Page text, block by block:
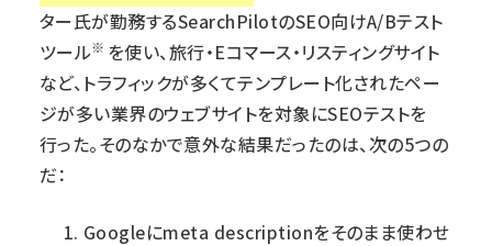
ター氏が勤務するSearchPilotのSEO向けA/Bテスト
ツール※ を使い、旅行・Eコマース・リスティングサイト
など、トラフィックが多くてテンプレート化されたペー
ジが多い業界のウェブサイトを対象にSEOテストを
行った。そのなかで意外な結果だったのは、次の5つの
だ：
Googleにmeta descriptionをそのまま使わせ